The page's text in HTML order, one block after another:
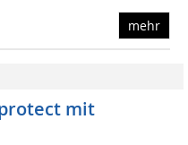
mehr
mit